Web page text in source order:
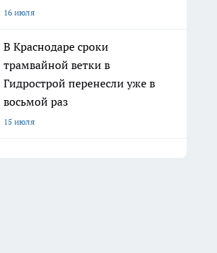
16 июля
В Краснодаре сроки
трамвайной ветки в
Гидрострой перенесли уже в
восьмой раз
15 июля